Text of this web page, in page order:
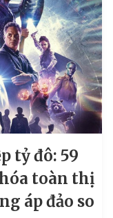
tỷ đô: 59
toàn thị
áp đảo so